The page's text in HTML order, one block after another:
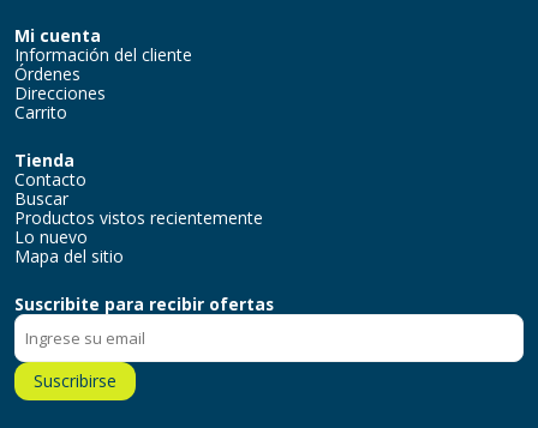
Mi cuenta
Información del cliente
Órdenes
Direcciones
Carrito
Tienda
Contacto
Buscar
Productos vistos recientemente
Lo nuevo
Mapa del sitio
Suscribite para recibir ofertas
Suscribirse